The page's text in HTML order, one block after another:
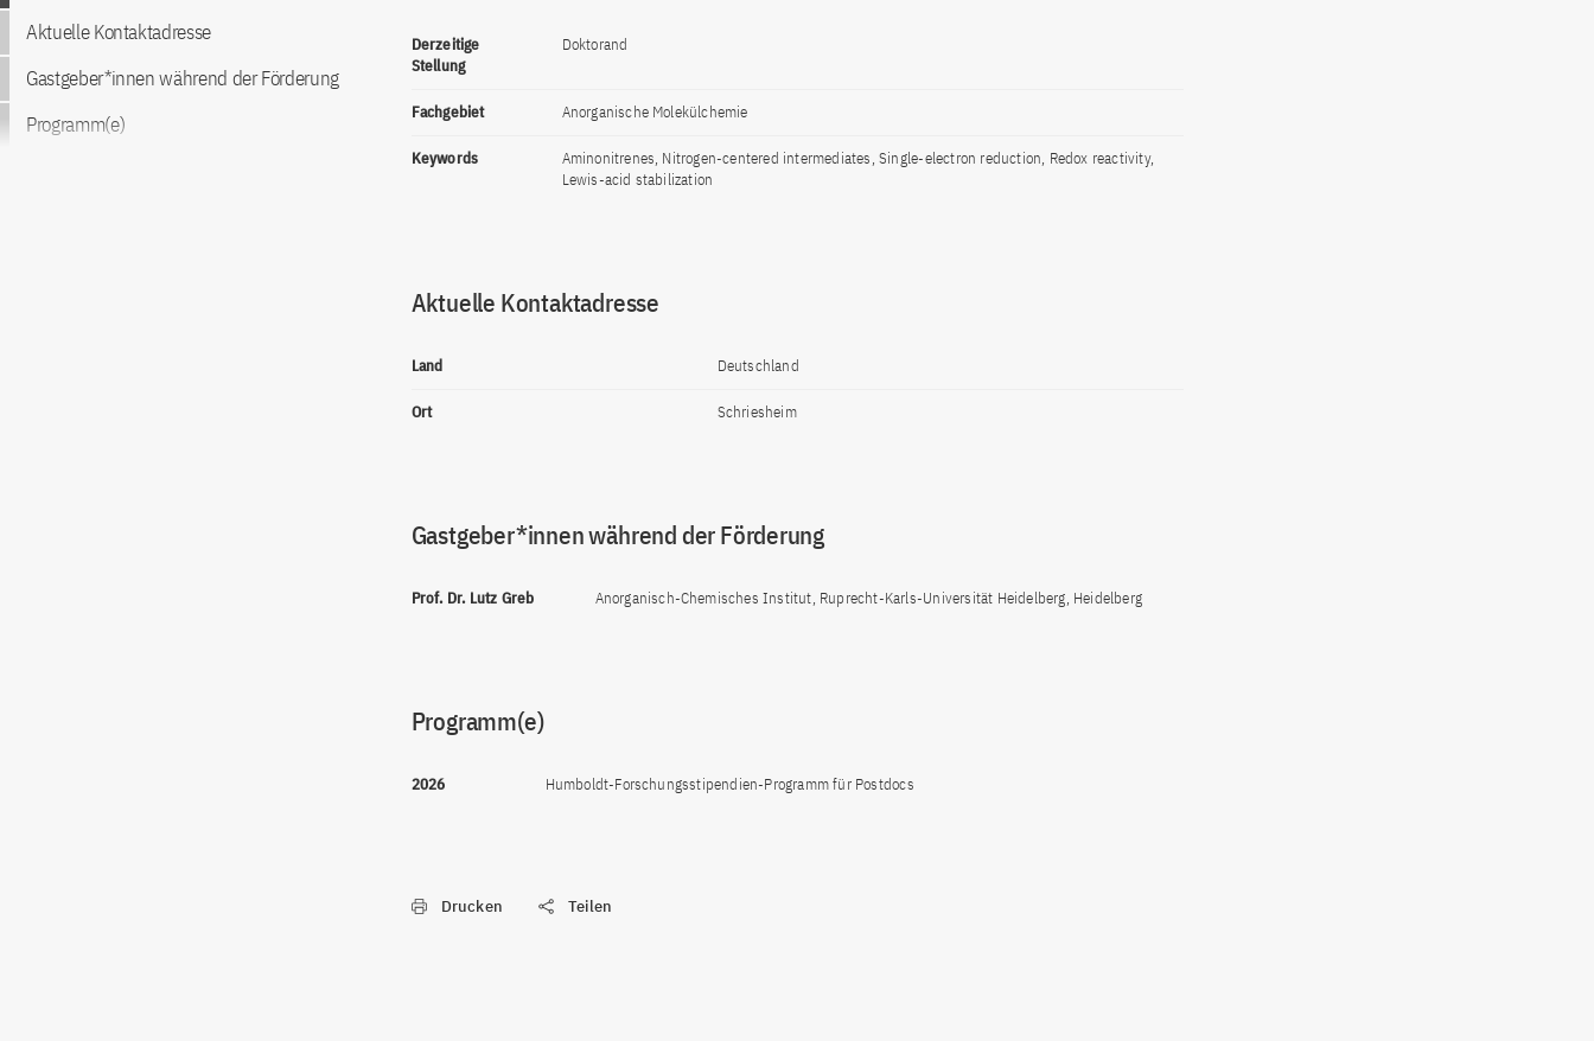
Aktuelle Kontaktadresse
Gastgeber*innen während der Förderung
Programm(e)
Derzeitige
Stellung
Doktorand
Fachgebiet Anorganische Molekülchemie
Keywords
Aminonitrenes, Nitrogen-centered intermediates, Single-electron reduction, Redox reactivity,
Lewis-acid stabilization
Aktuelle Kontaktadresse
Land Deutschland
Ort Schriesheim
Gastgeber*innen während der Förderung
Prof. Dr. Lutz Greb Anorganisch-Chemisches Institut, Ruprecht-Karls-Universität Heidelberg, Heidelberg
Programm(e)
2026 Humboldt-Forschungsstipendien-Programm für Postdocs
Drucken Teilen